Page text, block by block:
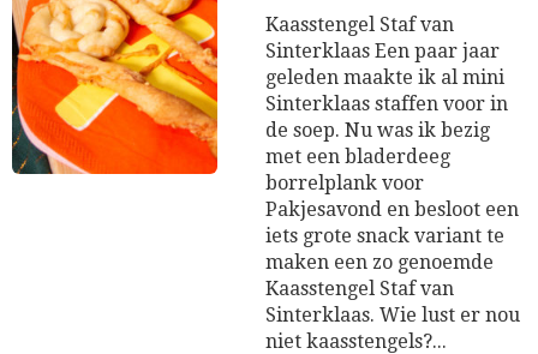
Kaasstengel Staf van
Sinterklaas Een paar jaar
geleden maakte ik al mini
Sinterklaas staffen voor in
de soep. Nu was ik bezig
met een bladerdeeg
borrelplank voor
Pakjesavond en besloot een
iets grote snack variant te
maken een zo genoemde
Kaasstengel Staf van
Sinterklaas. Wie lust er nou
niet kaasstengels?...